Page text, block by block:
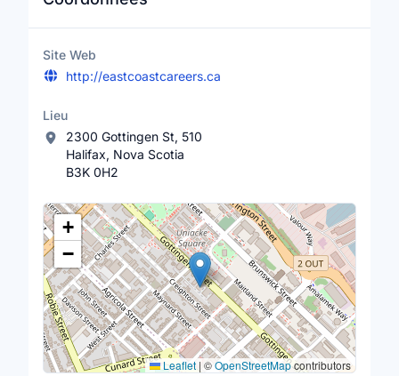
Site Web
http://eastcoastcareers.ca
Lieu
2300 Gottingen St, 510
Halifax, Nova Scotia
B3K 0H2
Lieu
+
−
Leaflet | ©OpenStreetMapcontributors